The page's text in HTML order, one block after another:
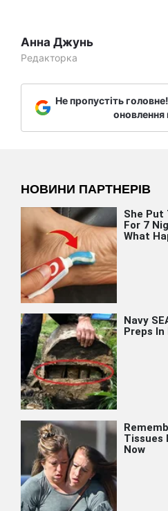
Анна Джунь
Редакторка
Не пропустіть
оновлення